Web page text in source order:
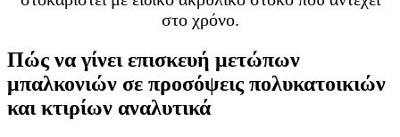
στο χρόνο.
Πώς να γίνει επισκευή μετώπων
μπαλκονιών σε προσόψεις πολυκατοικιών
και κτιρίων αναλυτικά